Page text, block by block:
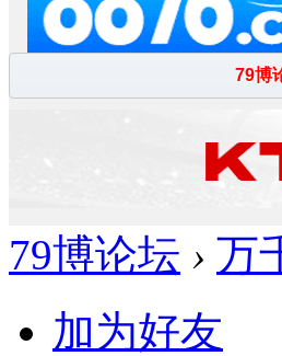
79博论坛 › 万
加为好友